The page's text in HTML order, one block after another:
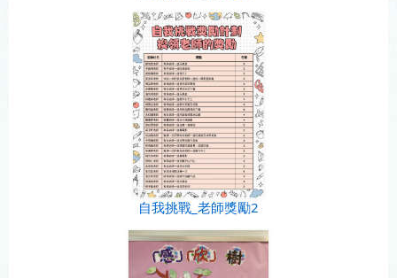
自我挑戰_老師獎勵2